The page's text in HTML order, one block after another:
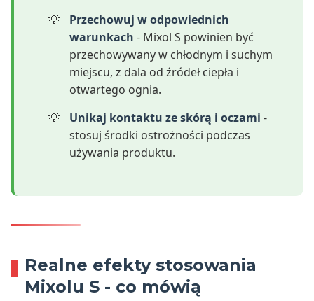
Przechowuj w odpowiednich
warunkach - Mixol S powinien być
przechowywany w chłodnym i suchym
miejscu, z dala od źródeł ciepła i
otwartego ognia.
Unikaj kontaktu ze skórą i oczami -
stosuj środki ostrożności podczas
używania produktu.
Realne efekty stosowania
Mixolu S - co mówią